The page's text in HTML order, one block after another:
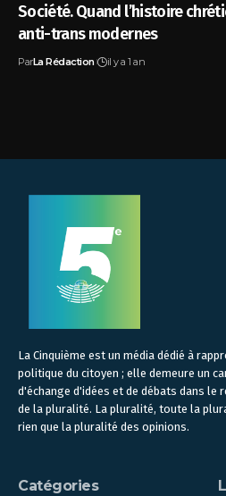
Société. Quand l’histoire
anti-trans modernes
ParLa Rédaction il y a 1 an
La Cinquième est un média dédié à
politique du citoyen ; elle demeure un
d'échange d'idées et de débats dans le
de la pluralité. La pluralité, toute la
rien que la pluralité des opinions.
Catégories